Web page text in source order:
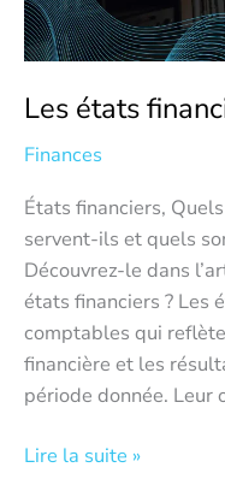
Les états
Finances
États financiers,
servent-ils et quels
Découvrez-le dans
états financiers ? Les
comptables qui
financière et les
période donnée. Leur
Lire la suite »